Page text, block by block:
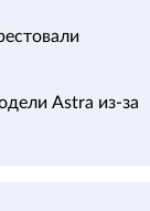
Astra из-за